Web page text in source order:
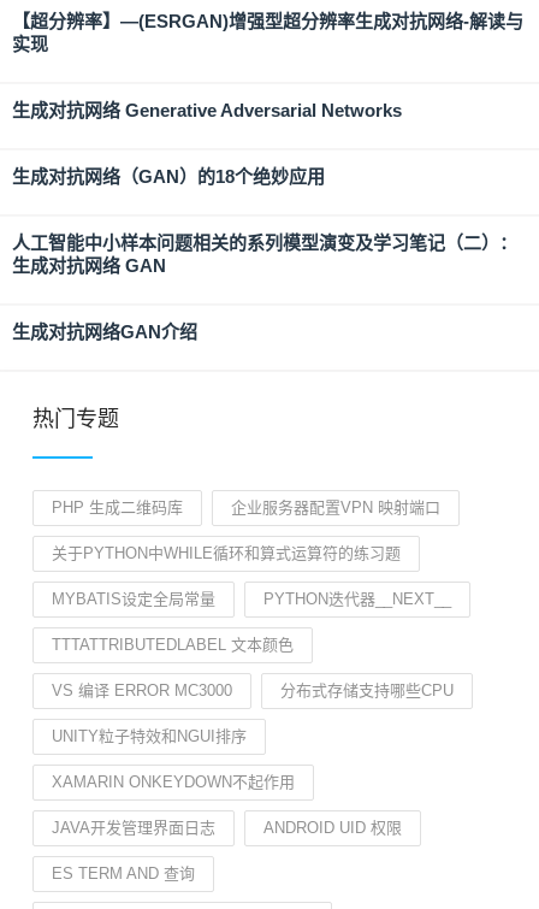
【超分辨率】—(ESRGAN)增强型超分辨率生成对抗网络-解读与
实现
生成对抗网络 Generative Adversarial Networks
生成对抗网络（GAN）的18个绝妙应用
人工智能中小样本问题相关的系列模型演变及学习笔记（二）：
生成对抗网络 GAN
生成对抗网络GAN介绍
热门专题
PHP 生成二维码库 企业服务器配置VPN 映射端口
关于PYTHON中WHILE循环和算式运算符的练习题
MYBATIS设定全局常量 PYTHON迭代器__NEXT__
TTTATTRIBUTEDLABEL 文本颜色
VS 编译 ERROR MC3000 分布式存储支持哪些CPU
UNITY粒子特效和NGUI排序
XAMARIN ONKEYDOWN不起作用
JAVA开发管理界面日志 ANDROID UID 权限
ES TERM AND 查询